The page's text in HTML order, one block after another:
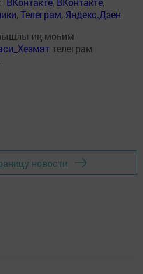
,Телеграм, Яндекс.Дзен
иң мөһим
телеграм
новости